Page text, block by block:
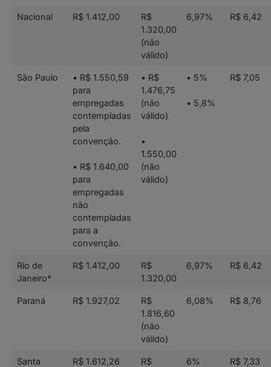
Nacional R$ 1.412,00
R$
1.320,00
(não
válido)
6,97% R$ 6,42
São Paulo
• R$ 1.550,59
para
empregadas
contempladas
pela
convenção.
• R$ 1.640,00
para
empregadas
não
contempladas
para a
convenção.
• R$
1.476,75
(não
válido)
•
1.550,00
(não
válido)
• 5%
• 5,8%
R$ 7,05
Rio de
Janeiro*
R$ 1.412,00
R$
1.320,00
6,97% R$ 6,42
Paraná R$ 1.927,02
R$
1.816,60
(não
válido)
6,08% R$ 8,76
Santa
R$ 1.612,26
R$
6% R$ 7,33